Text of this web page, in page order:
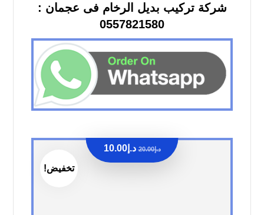
شركة تركيب بديل الرخام فى عجمان :
0557821580
تخفيض!
د.إ20.00 د.إ10.00